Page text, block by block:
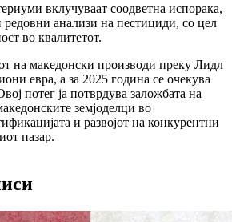
вклучуваат соодветна испорака,
анализи на пестициди, со цел
во квалитетот.
на македонски производи преку Лидл
евра, а за 2025 година се очекува
потег ја потврдува заложбата на
земјоделци во
и развојот на конкурентни
пазар.